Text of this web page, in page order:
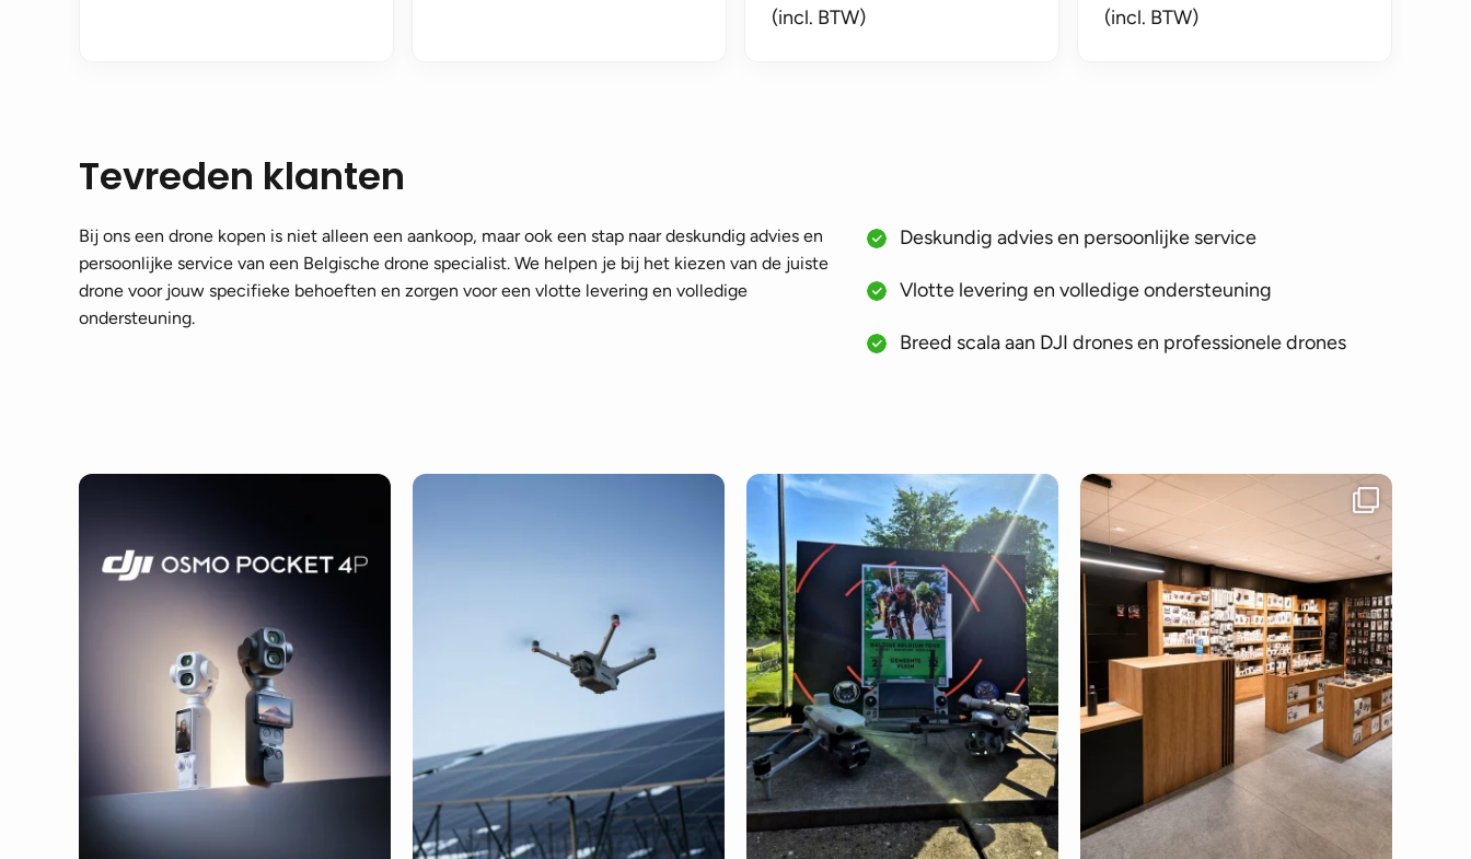
(incl. BTW) (incl. BTW)
Tevreden klanten
Bij ons een drone kopen is niet alleen een aankoop, maar ook een stap naar deskundig advies en
persoonlijke service van een Belgische drone specialist. We helpen je bij het kiezen van de juiste
drone voor jouw specifieke behoeften en zorgen voor een vlotte levering en volledige
ondersteuning.
Deskundig advies en persoonlijke service
Vlotte levering en volledige ondersteuning
Breed scala aan DJI drones en professionele drones